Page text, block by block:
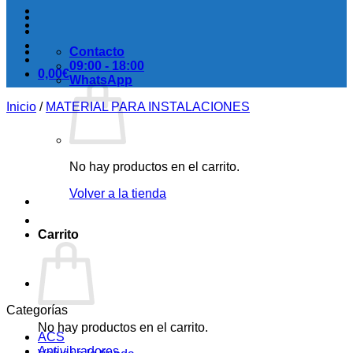
0,00€
No hay productos en el carrito.
Volver a la tienda
Carrito
No hay productos en el carrito.
Contacto
09:00 - 18:00
WhatsApp
Inicio / MATERIAL PARA INSTALACIONES
Categorías
ACS